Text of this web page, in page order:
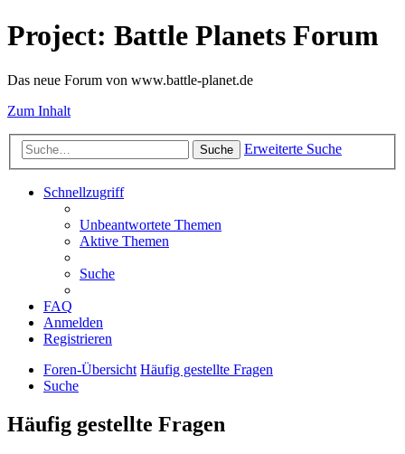
Project: Battle Planets Forum
Das neue Forum von www.battle-planet.de
Zum Inhalt
Suche Erweiterte Suche
Schnellzugriff
Unbeantwortete Themen
Aktive Themen
Suche
FAQ
Anmelden
Registrieren
Foren-Übersicht Häufig gestellte Fragen
Suche
Häufig gestellte Fragen